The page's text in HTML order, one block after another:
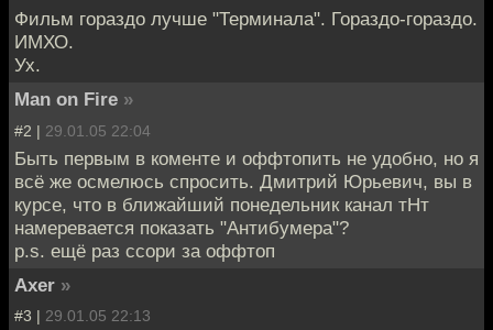
Фильм гораздо лучше "Терминала". Гораздо-гораздо.
ИМХО.
Ух.
Man on Fire »
#2 | 29.01.05 22:04
Быть первым в коменте и оффтопить не удобно, но я
всё же осмелюсь спросить. Дмитрий Юрьевич, вы в
курсе, что в ближайший понедельник канал тНт
намеревается показать "Антибумера"?
p.s. ещё раз ссори за оффтоп
Axer »
#3 | 29.01.05 22:13